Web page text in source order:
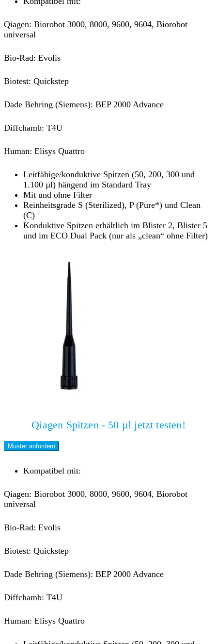
Qiagen: Biorobot 3000, 8000, 9600, 9604, Biorobot
universal
Bio-Rad: Evolis
Biotest: Quickstep
Dade Behring (Siemens): BEP 2000 Advance
Diffchamb: T4U
Human: Elisys Quattro
Leitfähige/konduktive Spitzen (50, 200, 300 und
1.100 µl) hängend im Standard Tray
Mit und ohne Filter
Reinheitsgrade S (Sterilized), P (Pure*) und Clean
(C)
Konduktive Spitzen erhältlich im Blister 2, Blister 5
und im ECO Dual Pack (nur als „clean“ ohne Filter)
Qiagen Spitzen - 50 µl jetzt testen!
Muster anfordern
Kompatibel mit:
Qiagen: Biorobot 3000, 8000, 9600, 9604, Biorobot
universal
Bio-Rad: Evolis
Biotest: Quickstep
Dade Behring (Siemens): BEP 2000 Advance
Diffchamb: T4U
Human: Elisys Quattro